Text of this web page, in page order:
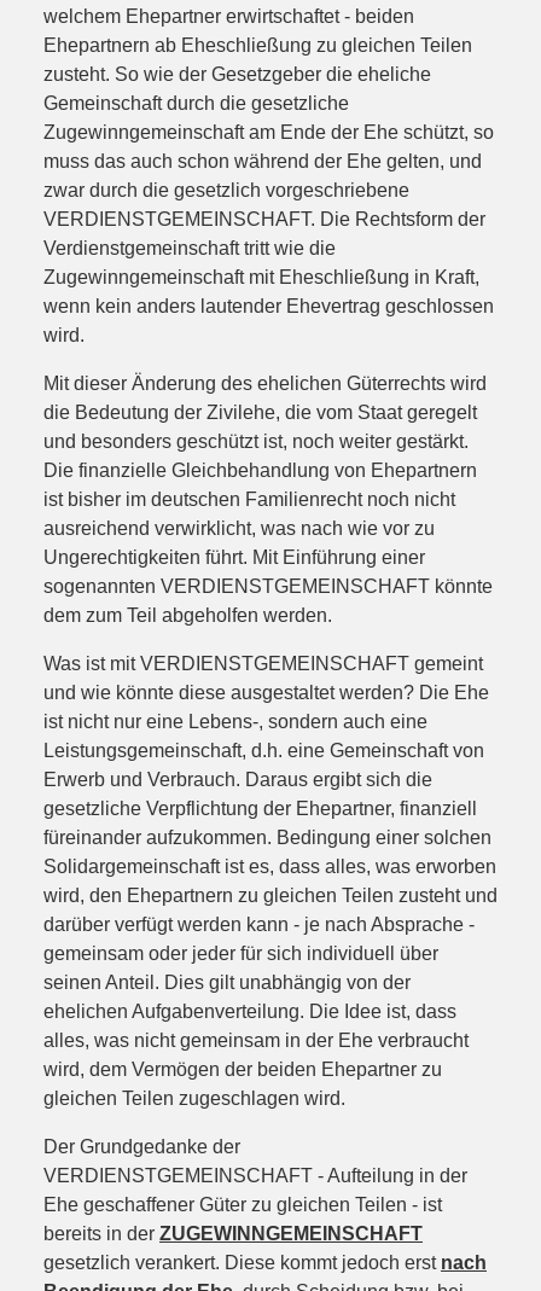
welchem Ehepartner erwirtschaftet - beiden
Ehepartnern ab Eheschließung zu gleichen Teilen
zusteht. So wie der Gesetzgeber die eheliche
Gemeinschaft durch die gesetzliche
Zugewinngemeinschaft am Ende der Ehe schützt, so
muss das auch schon während der Ehe gelten, und
zwar durch die gesetzlich vorgeschriebene
VERDIENSTGEMEINSCHAFT. Die Rechtsform der
Verdienstgemeinschaft tritt wie die
Zugewinngemeinschaft mit Eheschließung in Kraft,
wenn kein anders lautender Ehevertrag geschlossen
wird.
Mit dieser Änderung des ehelichen Güterrechts wird
die Bedeutung der Zivilehe, die vom Staat geregelt
und besonders geschützt ist, noch weiter gestärkt.
Die finanzielle Gleichbehandlung von Ehepartnern
ist bisher im deutschen Familienrecht noch nicht
ausreichend verwirklicht, was nach wie vor zu
Ungerechtigkeiten führt. Mit Einführung einer
sogenannten VERDIENSTGEMEINSCHAFT könnte
dem zum Teil abgeholfen werden.
Was ist mit VERDIENSTGEMEINSCHAFT gemeint
und wie könnte diese ausgestaltet werden? Die Ehe
ist nicht nur eine Lebens-, sondern auch eine
Leistungsgemeinschaft, d.h. eine Gemeinschaft von
Erwerb und Verbrauch. Daraus ergibt sich die
gesetzliche Verpflichtung der Ehepartner, finanziell
füreinander aufzukommen. Bedingung einer solchen
Solidargemeinschaft ist es, dass alles, was erworben
wird, den Ehepartnern zu gleichen Teilen zusteht und
darüber verfügt werden kann - je nach Absprache -
gemeinsam oder jeder für sich individuell über
seinen Anteil. Dies gilt unabhängig von der
ehelichen Aufgabenverteilung. Die Idee ist, dass
alles, was nicht gemeinsam in der Ehe verbraucht
wird, dem Vermögen der beiden Ehepartner zu
gleichen Teilen zugeschlagen wird.
Der Grundgedanke der
VERDIENSTGEMEINSCHAFT - Aufteilung in der
Ehe geschaffener Güter zu gleichen Teilen - ist
bereits in der ZUGEWINNGEMEINSCHAFT
gesetzlich verankert. Diese kommt jedoch erst nach